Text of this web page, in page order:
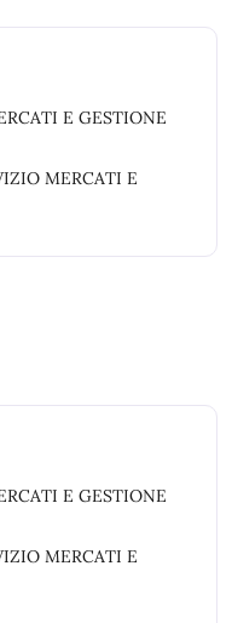
E GESTIONE
MERCATI E
E GESTIONE
MERCATI E